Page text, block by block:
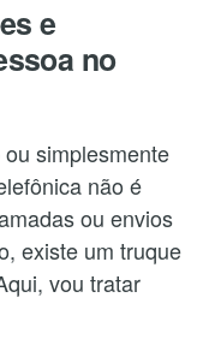
e
no
simplesmente
não é
ou envios
existe um truque
vou tratar